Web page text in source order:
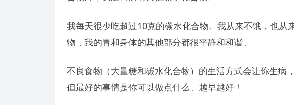
我每天很少吃超过10克的碳水化合物。我从来不饿，也从
物，我的胃和身体的其他部分都很平静和和谐。
不良食物（大量糖和碳水化合物）的生活方式会让你生病
但最好的事情是你可以做点什么。越早越好！